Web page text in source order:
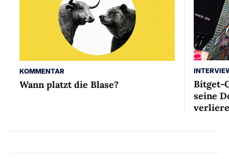
KOMMENTAR
Wann platzt die Blase?
Bitget-
seine